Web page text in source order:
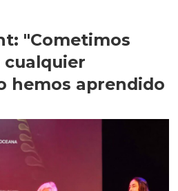
"Cometimos
hemos aprendido